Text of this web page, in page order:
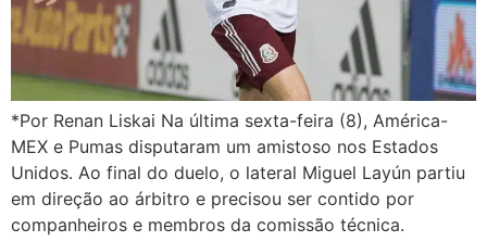
*Por Renan Liskai Na última sexta-feira (8), América-
MEX e Pumas disputaram um amistoso nos Estados
Unidos. Ao final do duelo, o lateral Miguel Layún partiu
em direção ao árbitro e precisou ser contido por
companheiros e membros da comissão técnica.